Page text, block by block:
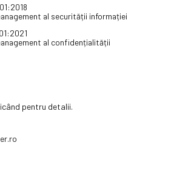
al securității informației
al confidențialității
pentru detalii.